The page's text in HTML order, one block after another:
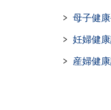
母子健
妊婦健
産婦健